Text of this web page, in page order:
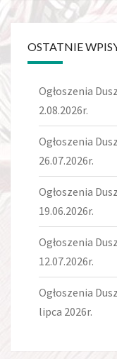
OSTATNIE
Ogłoszenia
2.08.2026r.
Ogłoszenia
26.07.2026r.
Ogłoszenia
19.06.2026r.
Ogłoszenia
12.07.2026r.
Ogłoszenia
lipca 2026r.